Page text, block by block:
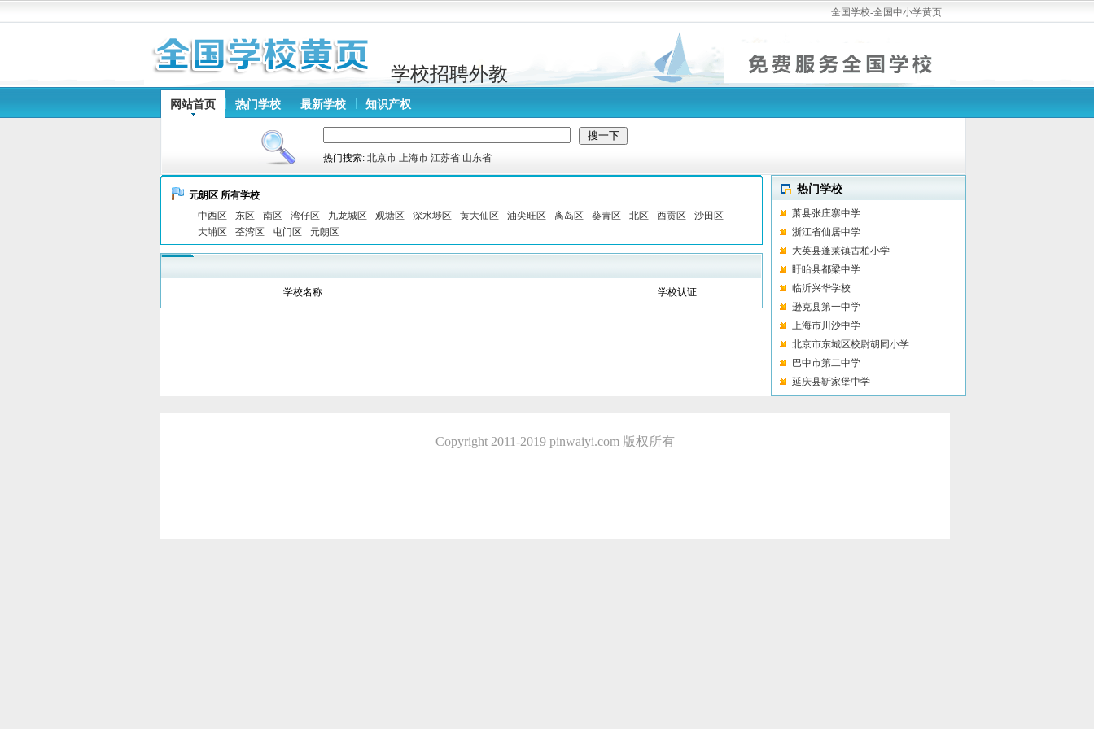
全国学校-全国中小学黄页
学校招聘外教
网站首页 热门学校 最新学校 知识产权
热门搜索: 北京市 上海市 江苏省 山东省
元朗区 所有学校
中西区
东区 南区 湾仔区 九龙城区 观塘区 深水埗区 黄大仙区 油尖旺区 离岛区 葵青区 北区 西贡区
沙田区
大埔区
荃湾区 屯门区 元朗区
学校名称 学校认证
热门学校
萧县张庄寨中学
浙江省仙居中学
大英县蓬莱镇古柏小学
盱眙县都梁中学
临沂兴华学校
逊克县第一中学
上海市川沙中学
北京市东城区校尉胡同小学
巴中市第二中学
延庆县靳家堡中学
Copyright 2011-2019 pinwaiyi.com 版权所有